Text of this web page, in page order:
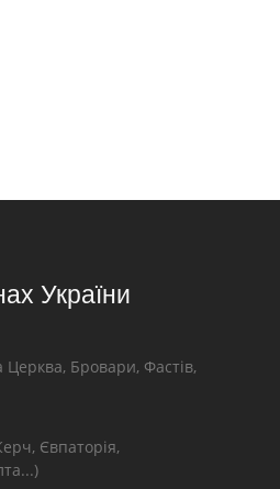
України
Церква, Бровари, Фастів,
Євпаторія,